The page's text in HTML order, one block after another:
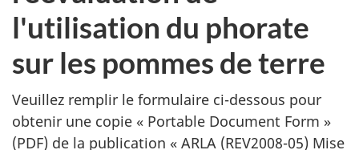
n
d
e
d
l'utilisation du phorate
sur les pommes de terre
Veuillez remplir le formulaire ci-dessous pour
obtenir une copie « Portable Document Form »
(PDF) de la publication « ARLA (REV2008-05) Mise